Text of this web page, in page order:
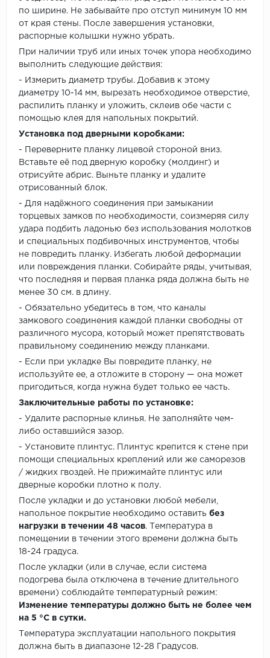
по ширине. Не забывайте про отступ минимум 10 мм
от края стены. После завершения установки,
распорные колышки нужно убрать.
При наличии труб или иных точек упора необходимо
выполнить следующие действия:
- Измерить диаметр трубы. Добавив к этому
диаметру 10-14 мм, вырезать необходимое отверстие,
распилить планку и уложить, склеив обе части с
помощью клея для напольных покрытий.
Установка под дверными коробками:
- Переверните планку лицевой стороной вниз.
Вставьте её под дверную коробку (молдинг) и
отрисуйте абрис. Выньте планку и удалите
отрисованный блок.
- Для надёжного соединения при замыкании
торцевых замков по необходимости, соизмеряя силу
удара подбить ладонью без использования молотков
и специальных подбивочных инструментов, чтобы
не повредить планку. Избегать любой деформации
или повреждения планки. Собирайте ряды, учитывая,
что последняя и первая планка ряда должна быть не
менее 30 см. в длину.
- Обязательно убедитесь в том, что каналы
замкового соединения каждой планки свободны от
различного мусора, который может препятствовать
правильному соединению между планками.
- Если при укладке Вы повредите планку, не
используйте ее, а отложите в сторону — она может
пригодиться, когда нужна будет только ее часть.
Заключительные работы по установке:
- Удалите распорные клинья. Не заполняйте чем-
либо оставшийся зазор.
- Установите плинтус. Плинтус крепится к стене при
помощи специальных креплений или же саморезов
/ жидких гвоздей. Не прижимайте плинтус или
дверные коробки плотно к полу.
После укладки и до установки любой мебели,
напольное покрытие необходимо оставить без
нагрузки в течении 48 часов. Температура в
помещении в течении этого времени должна быть
18-24 градуса.
После укладки (или в случае, если система
подогрева была отключена в течение длительного
времени) соблюдайте температурный режим:
Изменение температуры должно быть не более чем
на 5 °C в сутки.
Температура эксплуатации напольного покрытия
должна быть в диапазоне 12-28 Градусов.